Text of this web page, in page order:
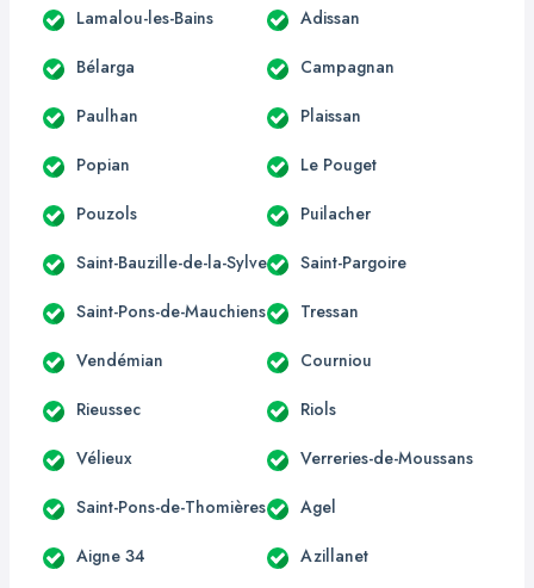
Lamalou-les-Bains Adissan
Bélarga Campagnan
Paulhan Plaissan
Popian Le Pouget
Pouzols Puilacher
Saint-Bauzille-de-la-Sylve Saint-Pargoire
Saint-Pons-de-Mauchiens Tressan
Vendémian Courniou
Rieussec Riols
Vélieux Verreries-de-Moussans
Saint-Pons-de-Thomières Agel
Aigne 34 Azillanet